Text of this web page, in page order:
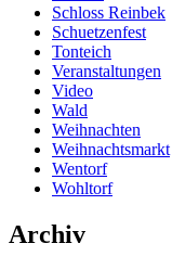
Schloss Reinbek
Schuetzenfest
Tonteich
Veranstaltungen
Video
Wald
Weihnachten
Weihnachtsmarkt
Wentorf
Wohltorf
Archiv